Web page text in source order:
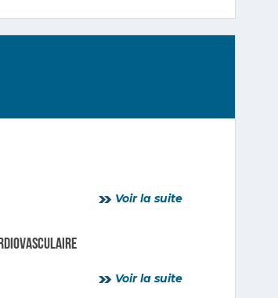
Voir la suite
Voir la suite